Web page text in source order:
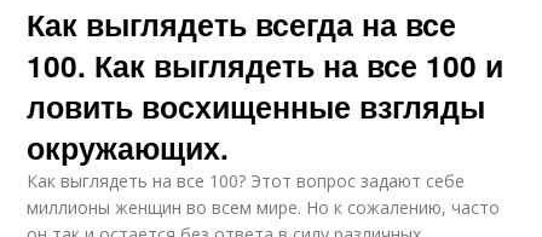
Как выглядеть всегда на все
100. Как выглядеть на все 100 и
ловить восхищенные взгляды
окружающих.
Как выглядеть на все 100? Этот вопрос задают себе
миллионы женщин во всем мире. Но к сожалению, часто